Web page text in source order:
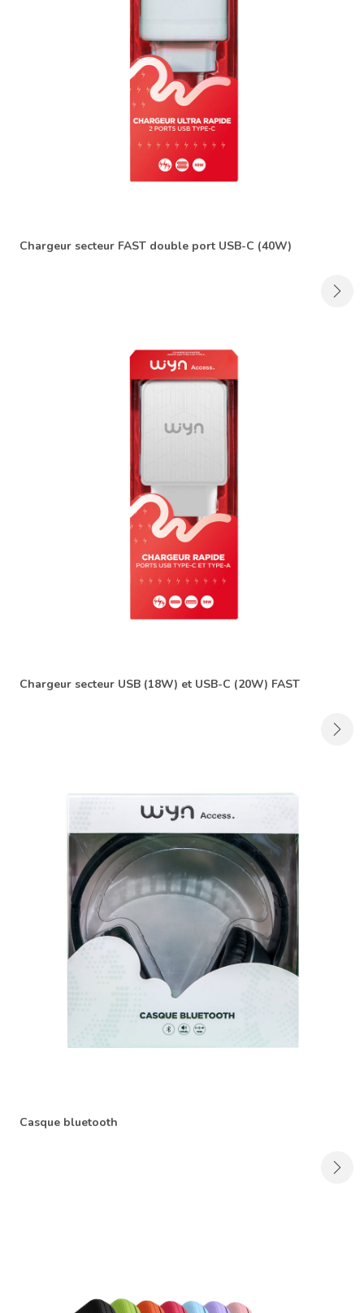
Chargeur secteur FAST double port USB-C (40W)
Chargeur secteur USB (18W) et USB-C (20W) FAST
Casque bluetooth